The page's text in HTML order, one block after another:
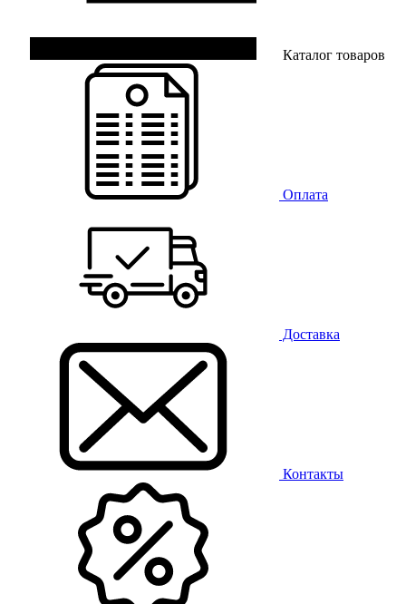
Каталог товаров
Оплата
Доставка
Контакты